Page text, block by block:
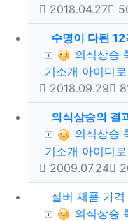
등록일
2018.04.27
수명이 다된
등록자의식상승
기소개 아이디
등록일
2018.09.29
의식상승의 결
등록자의식상승
기소개 아이디
등록일
2009.07.24
실버 제품 가
등록자의식상승